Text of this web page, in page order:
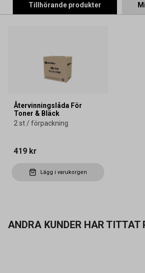
Tillhörande produkter
Återvinningslåda För
Toner & Bläck
2 st / förpackning
419 kr
Lägg i varukorgen
ANDRA KUNDER HAR TITTAT